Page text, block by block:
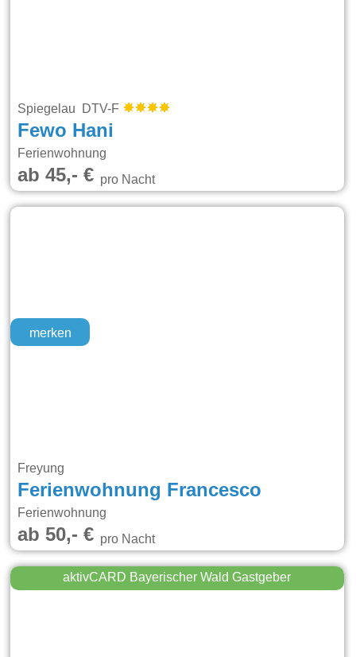
Spiegelau DTV-F
Fewo Hani
Ferienwohnung
ab 45,- €pro Nacht
merken
Freyung
Ferienwohnung Francesco
Ferienwohnung
ab 50,- €pro Nacht
aktivCARD Bayerischer Wald Gastgeber